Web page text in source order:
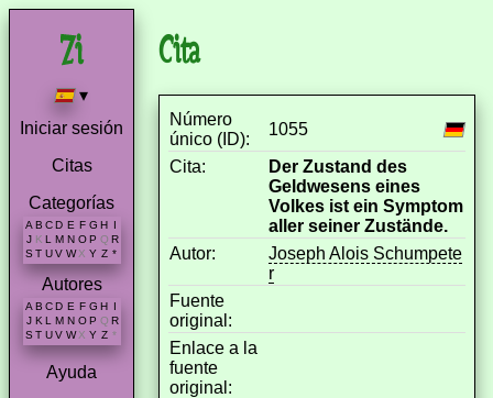
▾
Iniciar sesión
Citas
Categorías
A B C D E F G H I
J K L M N O P Q R
S T U V W X Y Z *
Autores
A B C D E F G H
J K L M N O P Q R
S T U V W X Y Z *
Ayuda
Cita
Número
único (ID):
1055
Cita:
Der Zustand des
Geldwesens eines
Volkes ist ein Symptom
aller seiner Zustände.
Autor:
Joseph Alois Schumpete
r
Fuente
original:
Enlace a la
fuente
original: